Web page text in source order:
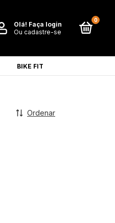
Olá! Faça login
Ou cadastre-se
0
BIKE FIT
Ordenar